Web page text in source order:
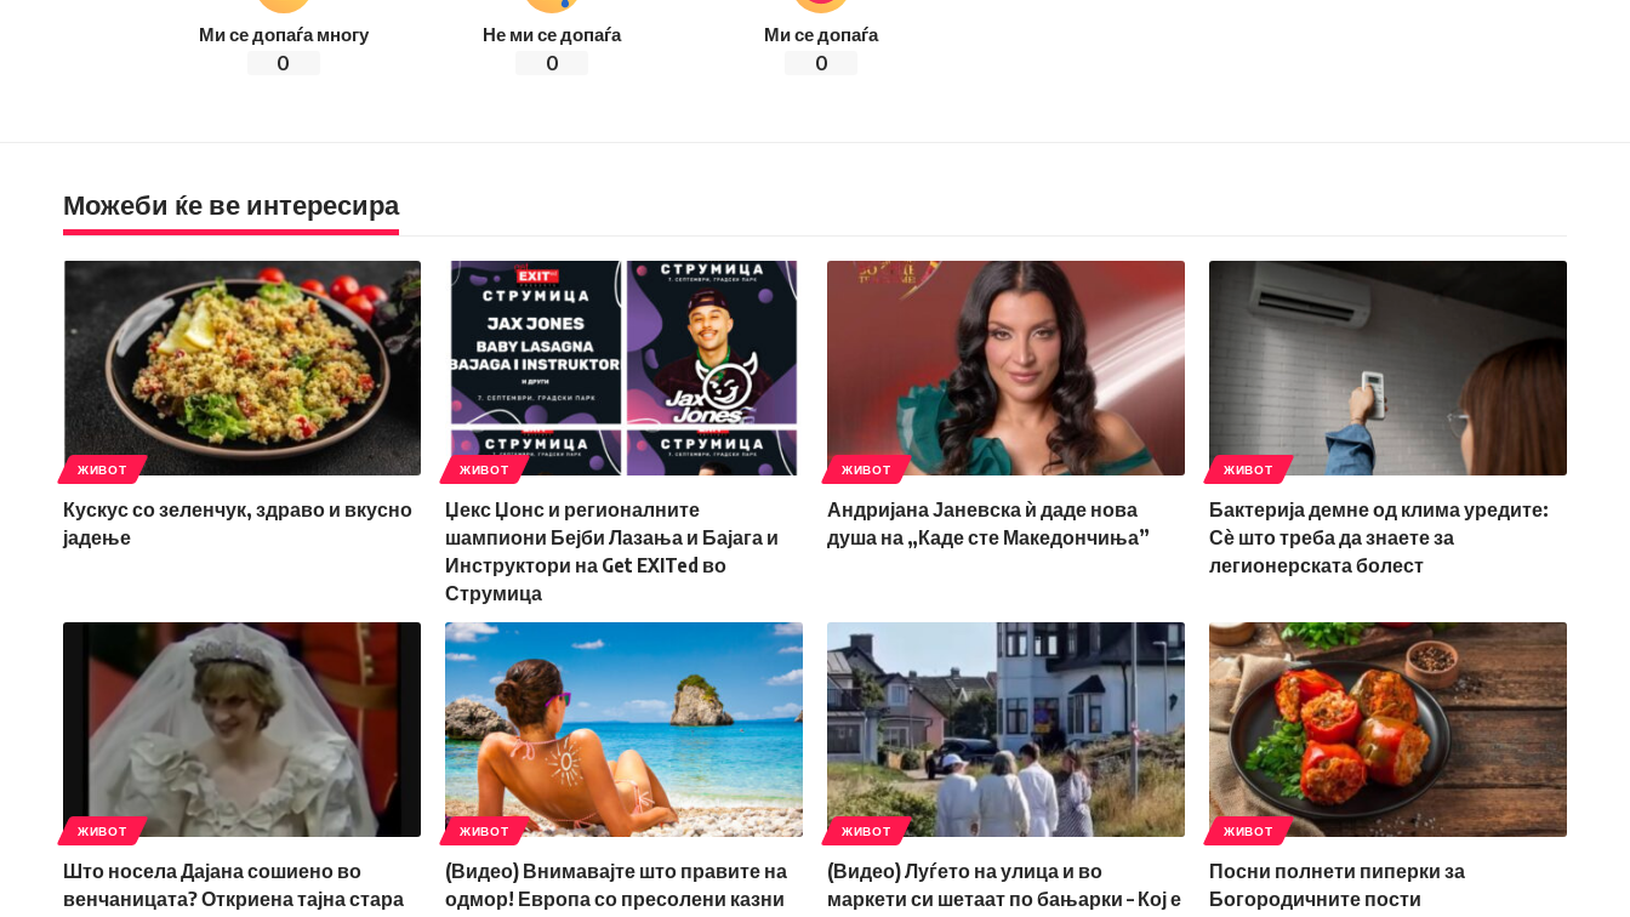
Ми се допаѓа многу
0
Не ми се допаѓа
0
Ми се допаѓа
0
Можеби ќе ве интересира
ЖИВОТ
Кускус со зеленчук, здраво и вкусно
јадење
ЖИВОТ
Џекс Џонс и регионалните
шампиони Бејби Лазања и Бајага и
Инструктори на Get EXITed во
Струмица
ЖИВОТ
Андријана Јаневска ѝ даде нова
душа на „Каде сте Македончиња”
ЖИВОТ
Бактерија демне од клима уредите:
Сѐ што треба да знаете за
легионерската болест
ЖИВОТ
Што носела Дајана сошиено во
венчаницата? Откриена тајна стара
ЖИВОТ
(Видео) Внимавајте што правите на
одмор! Европа со пресолени казни
ЖИВОТ
(Видео) Луѓето на улица и во
маркети си шетаат по бањарки – Кој е
ЖИВОТ
Посни полнети пиперки за
Богородичните пости